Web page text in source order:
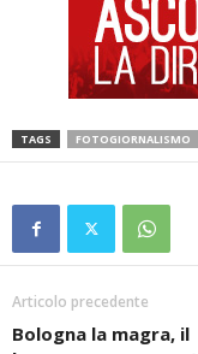
TAGS FOTOGIORNALISMO
Articolo precedente
Bologna la magra, il